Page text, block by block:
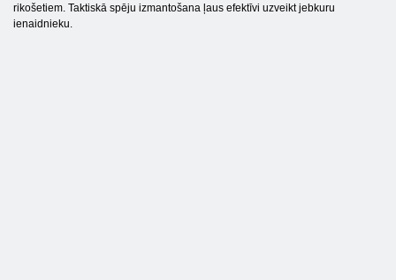
rikošetiem. Taktiskā spēju izmantošana ļaus efektīvi uzveikt jebkuru
ienaidnieku.